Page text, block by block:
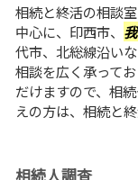
相続と終活の相談
中心に、印西市、
代市、北総線沿い
相談を広く承って
だけますので、相
えの方は、相続と
相続人調査